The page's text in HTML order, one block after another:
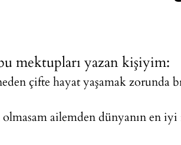
mektupları yazan kişiyim:
çifte hayat yaşamak zorunda
olmasam ailemden dünyanın en